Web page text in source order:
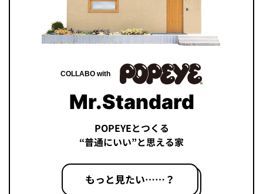
COLLABO with
Mr.Standard
POPEYEとつくる
“普通にいい”と思える家
もっと見たい……？